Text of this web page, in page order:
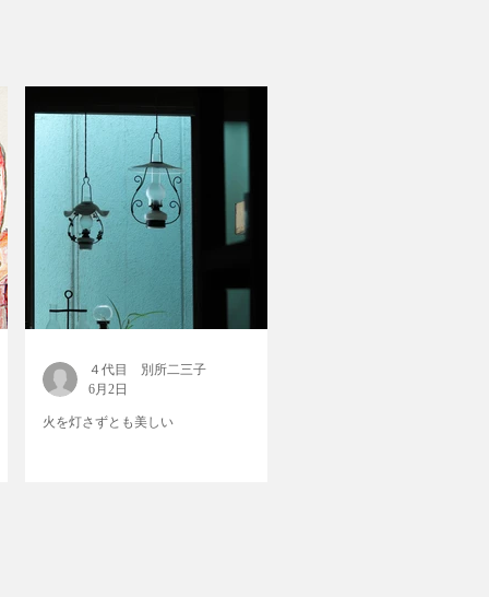
火を灯さずとも美しい
４代目 別所二三子
6月2日